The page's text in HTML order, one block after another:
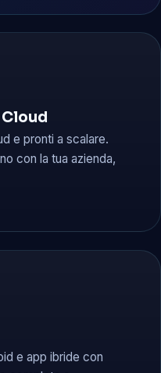
e pronti a scalare.
con la tua azienda,
e app ibride con